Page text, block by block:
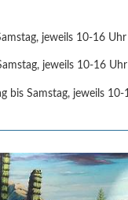
jeweils 10-16 Uhr
jeweils 10-16 Uhr
bis Samstag, jeweils